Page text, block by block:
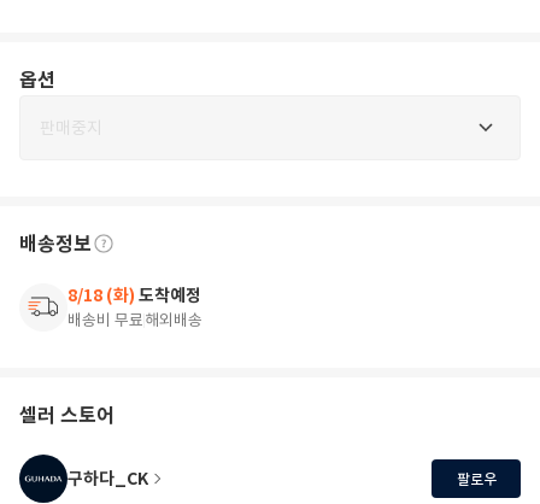
옵션
판매중지
배송정보
8/18 (화) 도착예정
배송비 무료해외배송
셀러 스토어
구하다_CK 팔로우